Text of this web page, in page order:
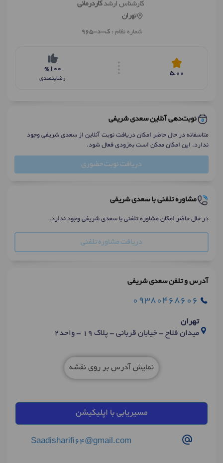
کارشناس ارشدکاردرمانی
تهران
شماره نظام :ک-د-965
5.00
%100
رضایتمندی
نوبت‌دهی آنلاین سعدی شریفی
متاسفانه در حال حاضر امکان دریافت نوبت آنلاین از سعدی شریفی وجود
ندارد. این امکان ممکن است به‌زودی فعال شود.
دریافت نوبت حضوری
مشاوره تلفنی با سعدی شریفی
در حال حاضر امکان مشاوره تلفنی با سعدی شریفی وجود ندارد.
دریافت مشاوره تلفنی
آدرس و تلفن سعدی شریفی
09380468606
تهران
میدان فلاح - خیابان قربانی - پلاک 19 - واحد2
نمایش آدرس بر روی نقشه
مسیریابی با اپلیکیشن
Saadisharifi64@gmail.com